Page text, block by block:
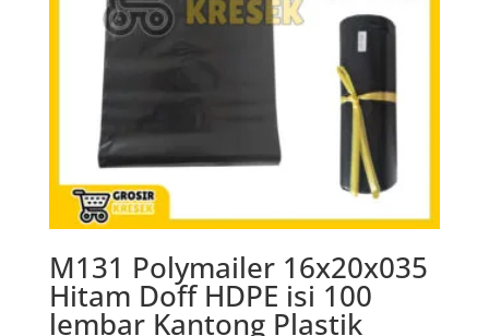
M131 Polymailer 16x20x035
Hitam Doff HDPE isi 100
lembar Kantong Plastik